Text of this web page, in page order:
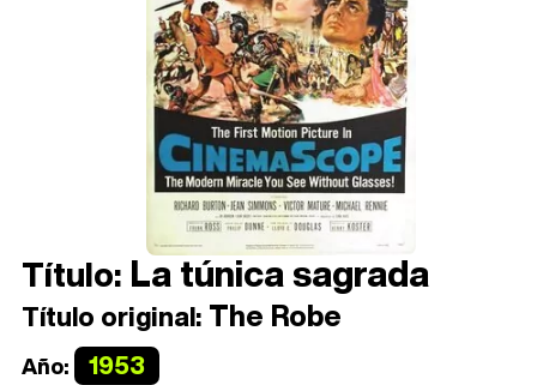
Título: La túnica sagrada
Título original: The Robe
Año: 1953